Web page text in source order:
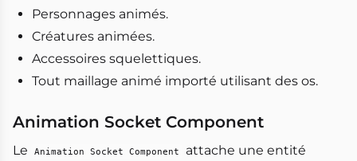
Personnages animés.
Créatures animées.
Accessoires squelettiques.
Tout maillage animé importé utilisant des os.
Animation Socket Component
Le Animation Socket Component
attache une entité